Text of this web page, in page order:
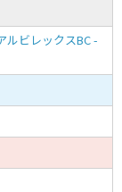
ルビレックスBC -